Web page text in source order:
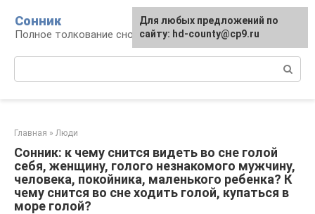
контенту
Сонник
Полное толкование снов
Главная » Люди
Сонник: к чему снится видеть во сне голой
себя, женщину, голого незнакомого мужчину,
человека, покойника, маленького ребенка? К
чему снится во сне ходить голой, купаться в
море голой?
Для любых предложений по
сайту: hd-county@cp9.ru